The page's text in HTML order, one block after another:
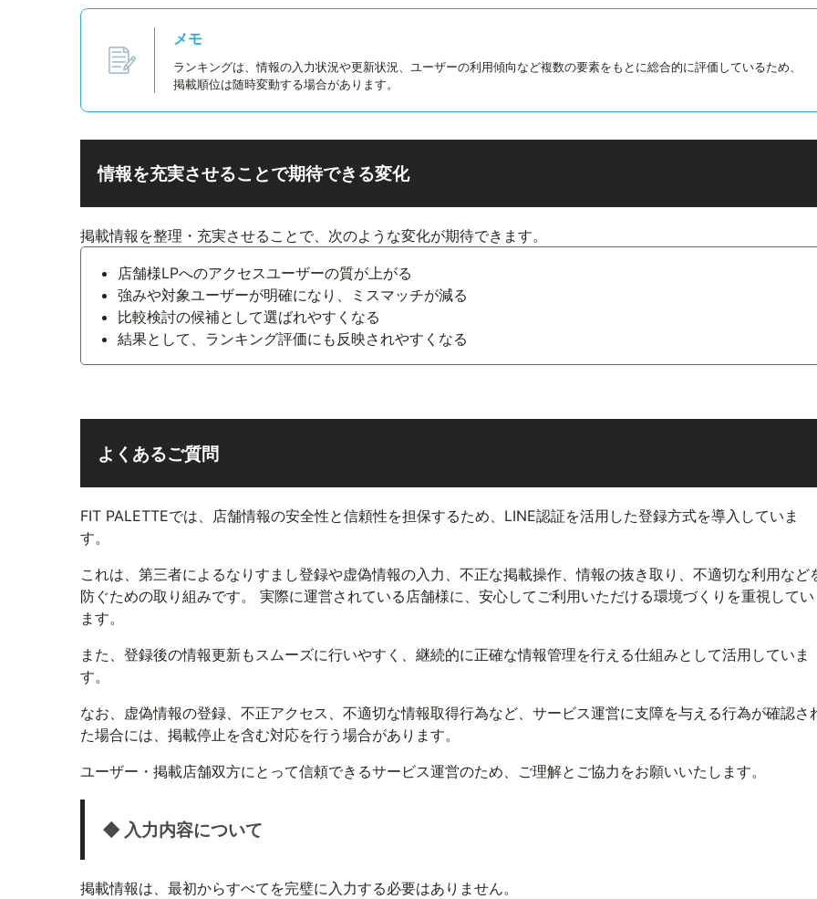
メモ
ランキングは、情報の入力状況や更新状況、ユーザーの利用傾向など複数の要素をもとに総合的に評価しているため、
掲載順位は随時変動する場合があります。
情報を充実させることで期待できる変化
掲載情報を整理・充実させることで、次のような変化が期待できます。
店舗様LPへのアクセスユーザーの質が上がる
強みや対象ユーザーが明確になり、ミスマッチが減る
比較検討の候補として選ばれやすくなる
結果として、ランキング評価にも反映されやすくなる
よくあるご質問
FIT PALETTEでは、店舗情報の安全性と信頼性を担保するため、LINE認証を活用した登録方式を導入していま
す。
これは、第三者によるなりすまし登録や虚偽情報の入力、不正な掲載操作、情報の抜き取り、不適切な利用など
防ぐための取り組みです。 実際に運営されている店舗様に、安心してご利用いただける環境づくりを重視してい
ます。
また、登録後の情報更新もスムーズに行いやすく、継続的に正確な情報管理を行える仕組みとして活用していま
す。
なお、虚偽情報の登録、不正アクセス、不適切な情報取得行為など、サービス運営に支障を与える行為が確認さ
た場合には、掲載停止を含む対応を行う場合があります。
ユーザー・掲載店舗双方にとって信頼できるサービス運営のため、ご理解とご協力をお願いいたします。
◆ 入力内容について
掲載情報は、最初からすべてを完璧に入力する必要はありません。